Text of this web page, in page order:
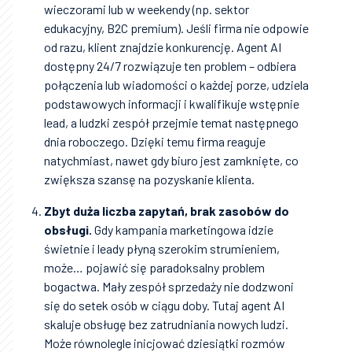
wieczorami lub w weekendy (np. sektor
edukacyjny, B2C premium). Jeśli firma nie odpowie
od razu, klient znajdzie konkurencję. Agent AI
dostępny 24/7 rozwiązuje ten problem – odbiera
połączenia lub wiadomości o każdej porze, udziela
podstawowych informacji i kwalifikuje wstępnie
lead, a ludzki zespół przejmie temat następnego
dnia roboczego. Dzięki temu firma reaguje
natychmiast, nawet gdy biuro jest zamknięte, co
zwiększa szansę na pozyskanie klienta.
Zbyt duża liczba zapytań, brak zasobów do
obsługi. Gdy kampania marketingowa idzie
świetnie i leady płyną szerokim strumieniem,
może… pojawić się paradoksalny problem
bogactwa. Mały zespół sprzedaży nie dodzwoni
się do setek osób w ciągu doby. Tutaj agent AI
skaluje obsługę bez zatrudniania nowych ludzi.
Może równolegle inicjować dziesiątki rozmów